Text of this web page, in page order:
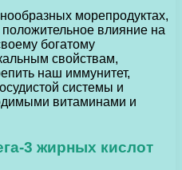
морепродуктах,
положительное влияние на
богатому
свойствам,
наш иммунитет,
системы и
витаминами и
3 жирных кислот